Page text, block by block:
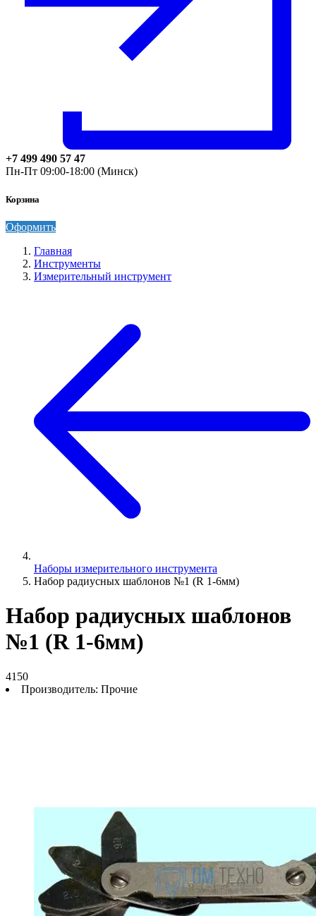
+7 499 490 57 47
Пн-Пт 09:00-18:00 (Минск)
Корзина
Оформить
Главная
Инструменты
Измерительный инструмент
Наборы измерительного инструмента
Набор радиусных шаблонов №1 (R 1-6мм)
Набор радиусных шаблонов
№1 (R 1-6мм)
4150
Производитель: Прочие